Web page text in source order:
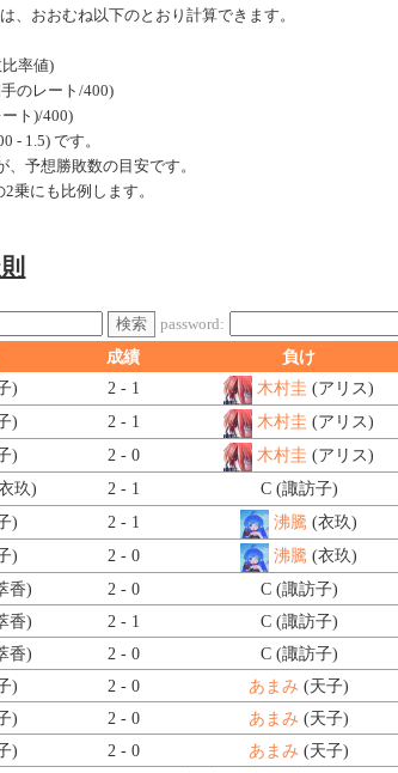
、おおむね以下のとおり計算できます。
率値)
のレート/400)
ト)/400)
- 1.5) です。
予想勝敗数の目安です。
乗にも比例します。
検索 password:
成績 負け
) 2 - 1 木村圭 (アリス)
) 2 - 1 木村圭 (アリス)
) 2 - 0 木村圭 (アリス)
玖) 2 - 1 C (諏訪子)
) 2 - 1 沸騰 (衣玖)
) 2 - 0 沸騰 (衣玖)
香) 2 - 0 C (諏訪子)
香) 2 - 1 C (諏訪子)
香) 2 - 0 C (諏訪子)
) 2 - 0 あまみ (天子)
) 2 - 0 あまみ (天子)
) 2 - 0 あまみ (天子)